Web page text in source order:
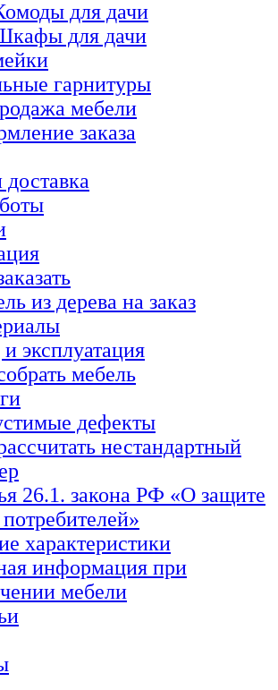
для дачи
для дачи
гарнитуры
мебели
заказа
из дерева на заказ
эксплуатация
мебель
дефекты
нестандартный
26.1. закона РФ «О защите
характеристики
информация при
мебели